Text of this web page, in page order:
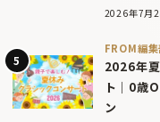
2026年7月
FROM編集
2026年
ト｜0歳
ン